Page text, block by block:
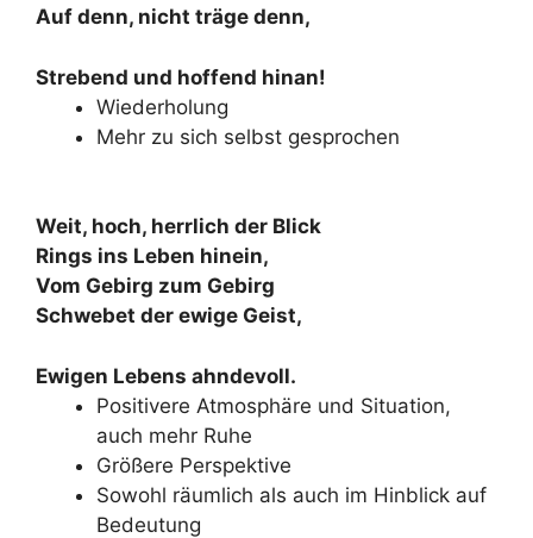
Auf denn, nicht träge denn,
Strebend und hoffend hinan!
Wiederholung
Mehr zu sich selbst gesprochen
Weit, hoch, herrlich der Blick
Rings ins Leben hinein,
Vom Gebirg zum Gebirg
Schwebet der ewige Geist,
Ewigen Lebens ahndevoll.
Positivere Atmosphäre und Situation,
auch mehr Ruhe
Größere Perspektive
Sowohl räumlich als auch im Hinblick auf
Bedeutung